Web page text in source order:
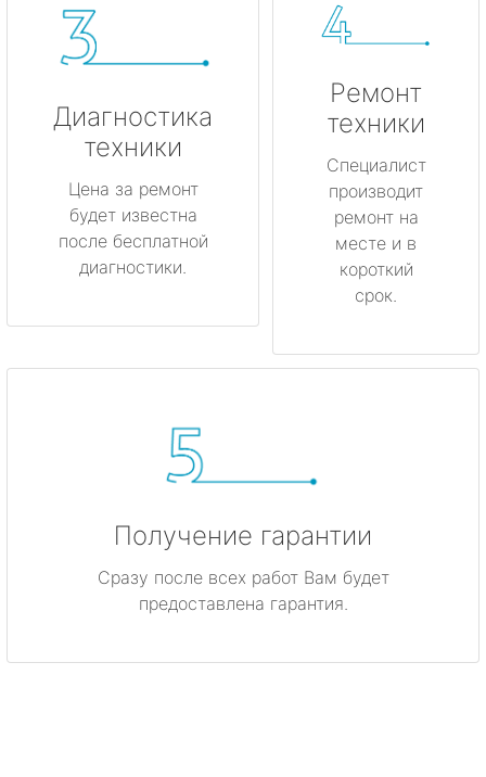
Диагностика
техники
Цена за ремонт
будет известна
после бесплатной
диагностики.
Ремонт
техники
Специалист
производит
ремонт на
месте и в
короткий
срок.
Получение гарантии
Сразу после всех работ Вам будет
предоставлена гарантия.